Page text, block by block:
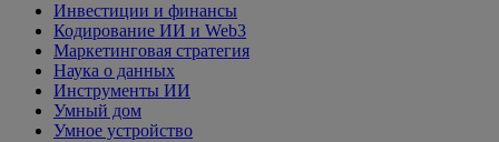
Инвестиции и финансы
Кодирование ИИ и Web3
Маркетинговая стратегия
Наука о данных
Инструменты ИИ
Умный дом
Умное устройство